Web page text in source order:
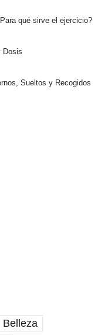
qué sirve el ejercicio?
Dosis
Sueltos y Recogidos
Belleza